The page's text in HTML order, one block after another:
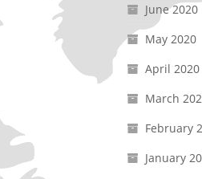
June 2020
May 2020
April 2020
March
February
January